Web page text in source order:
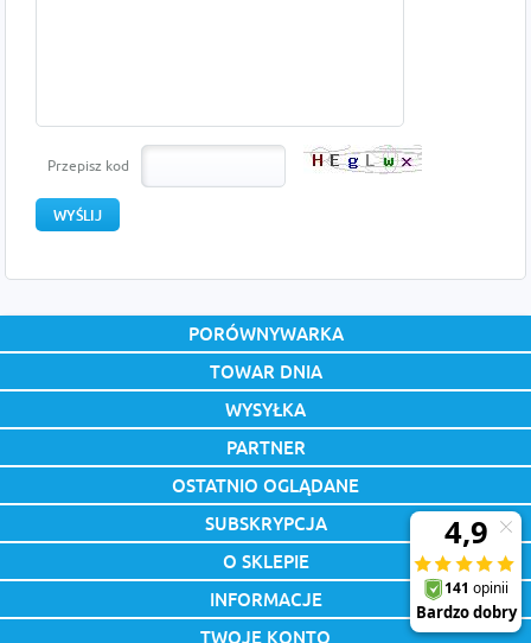
Przepisz kod
PORÓWNYWARKA
TOWAR DNIA
WYSYŁKA
PARTNER
OSTATNIO OGLĄDANE
SUBSKRYPCJA
O SKLEPIE
INFORMACJE
TWOJE KONTO